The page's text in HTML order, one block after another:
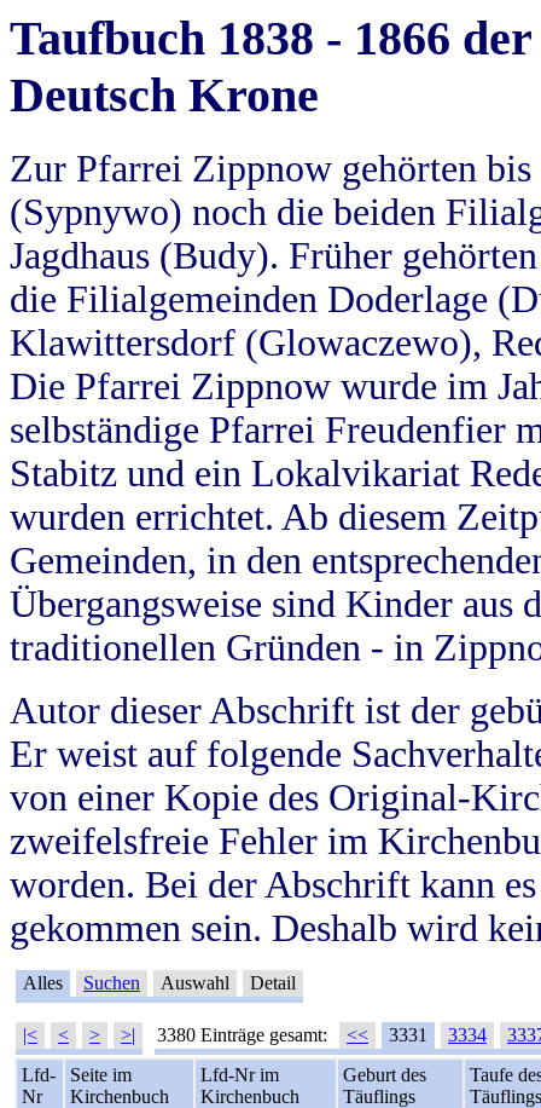
Taufbuch 1838 - 1866
Deutsch Krone
Zur Pfarrei Zippnow gehörten
(Sypnywo) noch die beiden
Jagdhaus (Budy). Früher
die Filialgemeinden Doderlage
Klawittersdorf (Glowaczewo),
Die Pfarrei Zippnow wurde im
selbständige Pfarrei Freudenfier
Stabitz und ein Lokalvikariat
wurden errichtet. Ab diesem
Gemeinden, in den
Übergangsweise sind Kinder aus
traditionellen Gründen - in
Autor dieser Abschrift ist der
Er weist auf folgende
von einer Kopie des Original-
zweifelsfreie Fehler im
worden. Bei der Abschrift kann
gekommen sein. Deshalb wird
Alles Suchen Auswahl Detail
|< < > >| 3380 Einträge gesamt: << 3331 3334
Lfd-
Nr
Seite im
Kirchenbuch
Lfd-Nr im
Kirchenbuch
Geburt des
Täuflings
Taufe
Täuflings